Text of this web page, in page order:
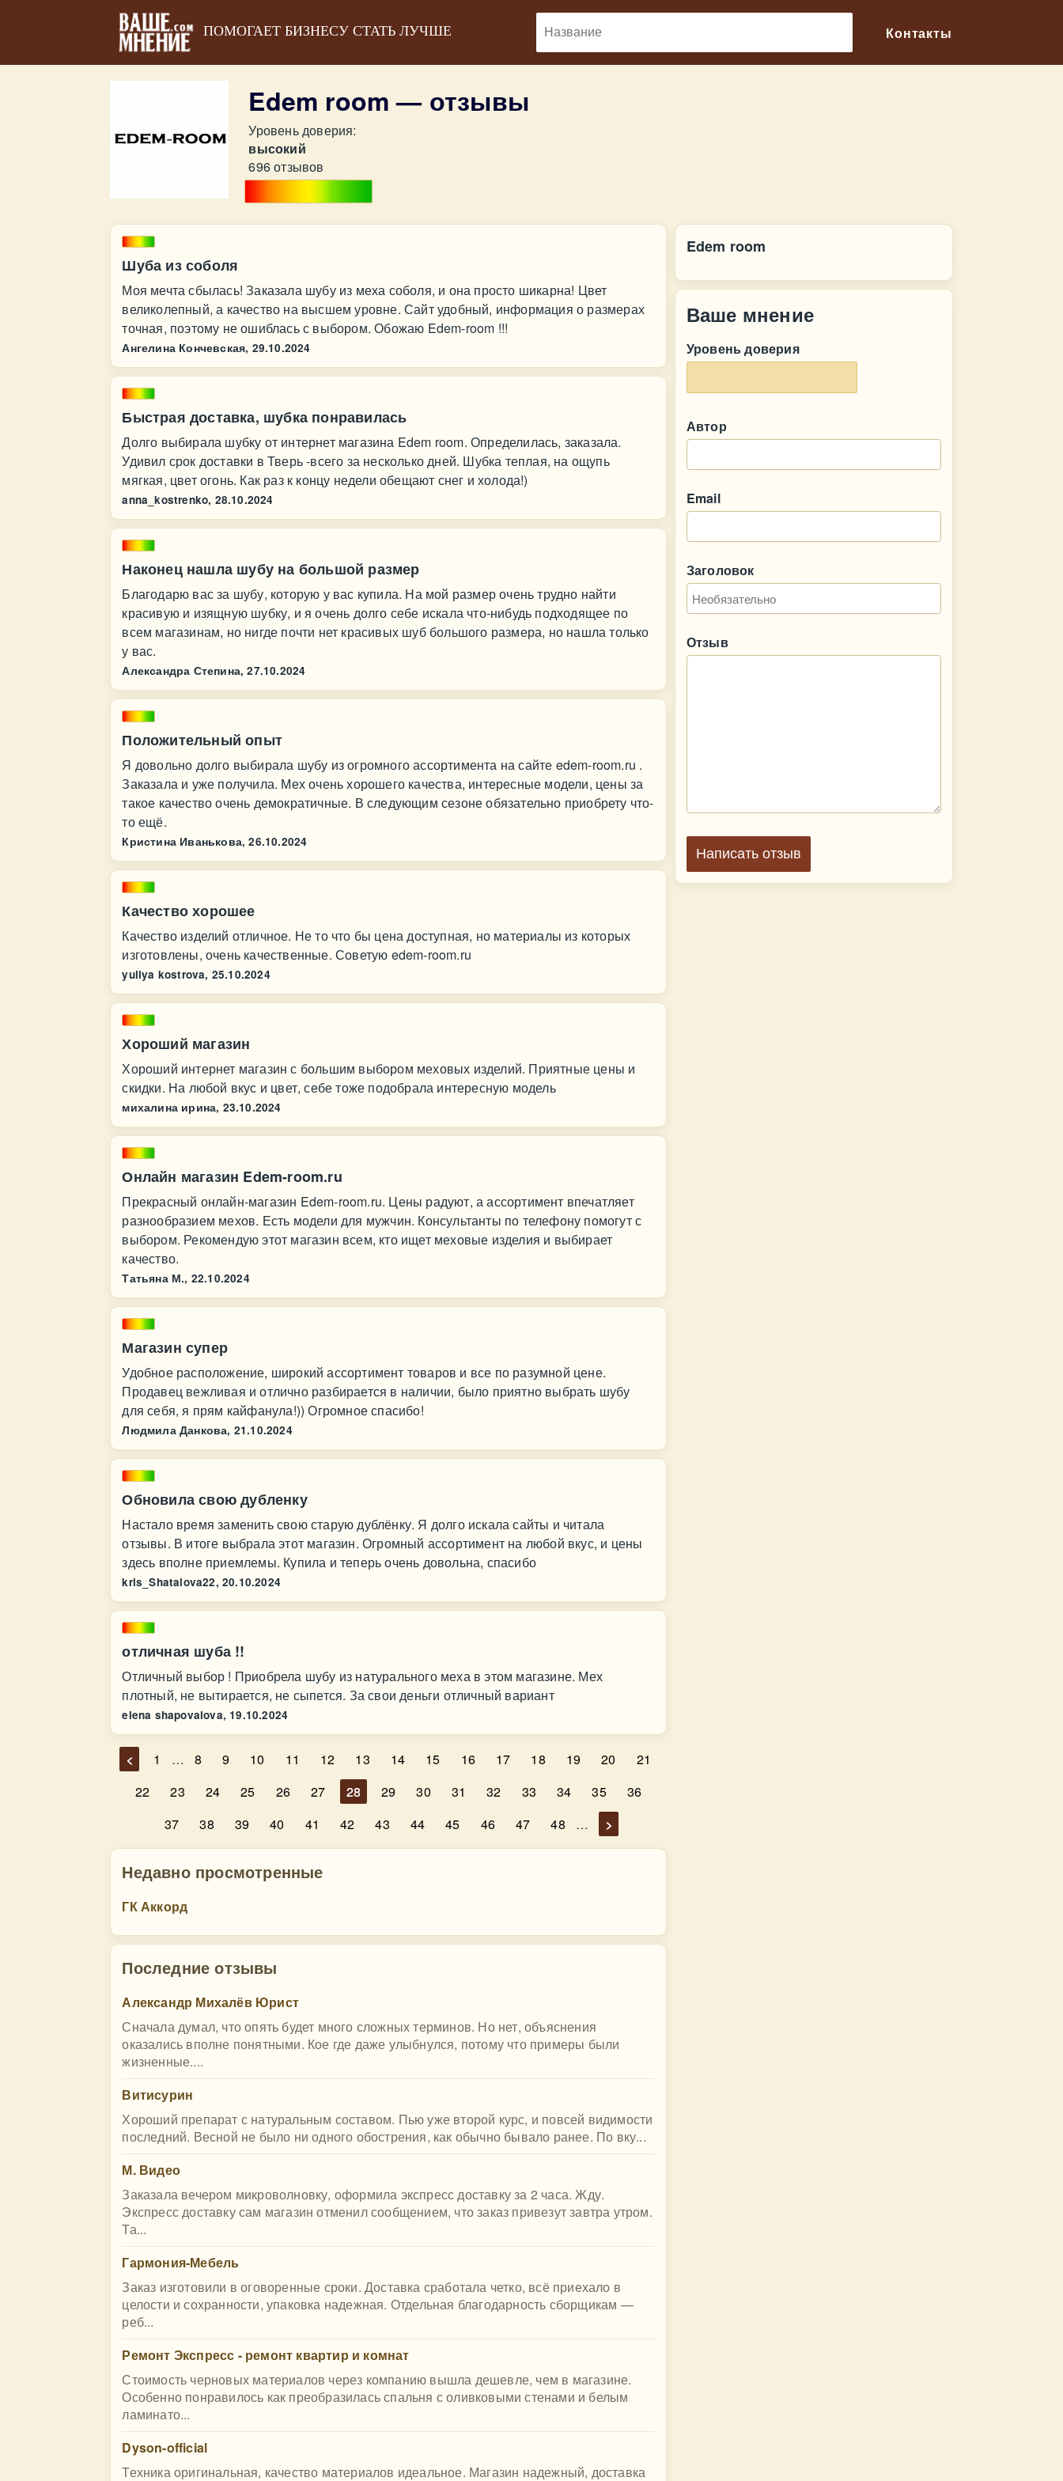
ПОМОГАЕТ БИЗНЕСУ СТАТЬ ЛУЧШЕ Контакты
Edem room — отзывы
Уровень доверия:
высокий
696 отзывов
Шуба из соболя
Моя мечта сбылась! Заказала шубу из меха соболя, и она просто шикарна! Цвет
великолепный, а качество на высшем уровне. Сайт удобный, информация о размерах
точная, поэтому не ошиблась с выбором. Обожаю Edem-room !!!
Ангелина Кончевская, 29.10.2024
Быстрая доставка, шубка понравилась
Долго выбирала шубку от интернет магазина Edem room. Определилась, заказала.
Удивил срок доставки в Тверь -всего за несколько дней. Шубка теплая, на ощупь
мягкая, цвет огонь. Как раз к концу недели обещают снег и холода!)
anna_kostrenko, 28.10.2024
Наконец нашла шубу на большой размер
Благодарю вас за шубу, которую у вас купила. На мой размер очень трудно найти
красивую и изящную шубку, и я очень долго себе искала что-нибудь подходящее по
всем магазинам, но нигде почти нет красивых шуб большого размера, но нашла только
у вас.
Александра Степина, 27.10.2024
Положительный опыт
Я довольно долго выбирала шубу из огромного ассортимента на сайте edem-room.ru .
Заказала и уже получила. Мех очень хорошего качества, интересные модели, цены за
такое качество очень демократичные. В следующим сезоне обязательно приобрету что-
то ещё.
Кристина Иванькова, 26.10.2024
Качество хорошее
Качество изделий отличное. Не то что бы цена доступная, но материалы из которых
изготовлены, очень качественные. Советую edem-room.ru
yuliya kostrova, 25.10.2024
Хороший магазин
Хороший интернет магазин с большим выбором меховых изделий. Приятные цены и
скидки. На любой вкус и цвет, себе тоже подобрала интересную модель
михалина ирина, 23.10.2024
Онлайн магазин Edem-room.ru
Прекрасный онлайн-магазин Edem-room.ru. Цены радуют, а ассортимент впечатляет
разнообразием мехов. Есть модели для мужчин. Консультанты по телефону помогут с
выбором. Рекомендую этот магазин всем, кто ищет меховые изделия и выбирает
качество.
Татьяна М., 22.10.2024
Магазин супер
Удобное расположение, широкий ассортимент товаров и все по разумной цене.
Продавец вежливая и отлично разбирается в наличии, было приятно выбрать шубу
для себя, я прям кайфанула!)) Огромное спасибо!
Людмила Данкова, 21.10.2024
Обновила свою дубленку
Настало время заменить свою старую дублёнку. Я долго искала сайты и читала
отзывы. В итоге выбрала этот магазин. Огромный ассортимент на любой вкус, и цены
здесь вполне приемлемы. Купила и теперь очень довольна, спасибо
kris_Shatalova22, 20.10.2024
отличная шуба !!
Отличный выбор ! Приобрела шубу из натурального меха в этом магазине. Мех
плотный, не вытирается, не сыпется. За свои деньги отличный вариант
elena shapovalova, 19.10.2024
< 1 … 8 9 10 11 12 13 14 15 16 17 18 19 20
21
22
23 24 25 26 27 28 29 30 31 32 33 34 35
36
37
38 39 40 41 42 43 44 45 46 47 48 … >
Недавно просмотренные
ГК Аккорд
Последние отзывы
Александр Михалёв Юрист
Сначала думал, что опять будет много сложных терминов. Но нет, объяснения
оказались вполне понятными. Кое где даже улыбнулся, потому что примеры были
жизненные....
Витисурин
Хороший препарат с натуральным составом. Пью уже второй курс, и повсей видимости
последний. Весной не было ни одного обострения, как обычно бывало ранее. По вку...
М. Видео
Заказала вечером микроволновку, оформила экспресс доставку за 2 часа. Жду.
Экспресс доставку сам магазин отменил сообщением, что заказ привезут завтра утром.
Та...
Гармония-Мебель
Заказ изготовили в оговоренные сроки. Доставка сработала четко, всё приехало в
целости и сохранности, упаковка надежная. Отдельная благодарность сборщикам —
реб...
Ремонт Экспресс - ремонт квартир и комнат
Стоимость черновых материалов через компанию вышла дешевле, чем в магазине.
Особенно понравилось как преобразилась спальня с оливковыми стенами и белым
ламинато...
Dyson-official
Техника оригинальная, качество материалов идеальное. Магазин надежный, доставка
Edem room
Ваше мнение
Уровень доверия
Автор
Email
Заголовок
Отзыв
Написать отзыв